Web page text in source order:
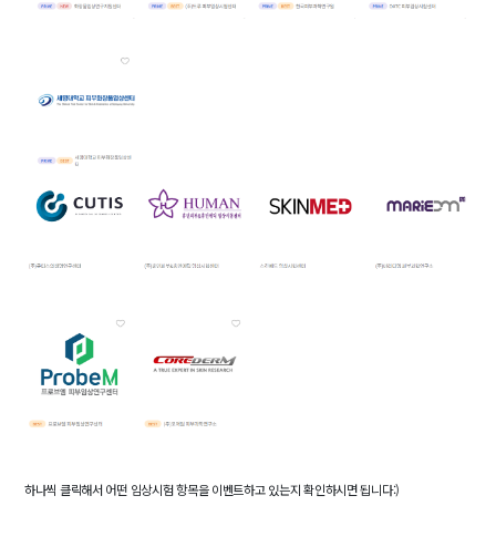
하나씩 클릭해서 어떤 임상시험 항목을 이벤트하고 있는지 확인하시면 됩니다:)